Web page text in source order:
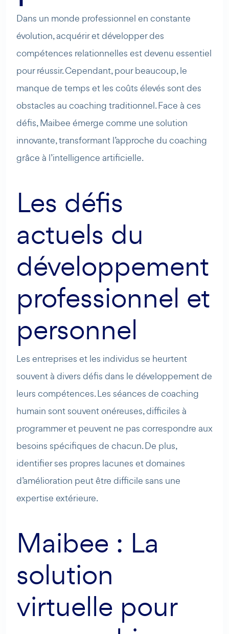
Dans un monde professionnel en constante
évolution, acquérir et développer des
compétences relationnelles est devenu essentiel
pour réussir. Cependant, pour beaucoup, le
manque de temps et les coûts élevés sont des
obstacles au coaching traditionnel. Face à ces
défis, Maibee émerge comme une solution
innovante, transformant l’approche du coaching
grâce à l’intelligence artificielle.
Les défis
actuels du
développement
professionnel et
personnel
Les entreprises et les individus se heurtent
souvent à divers défis dans le développement de
leurs compétences. Les séances de coaching
humain sont souvent onéreuses, difficiles à
programmer et peuvent ne pas correspondre aux
besoins spécifiques de chacun. De plus,
identifier ses propres lacunes et domaines
d’amélioration peut être difficile sans une
expertise extérieure.
Maibee : La
solution
virtuelle pour